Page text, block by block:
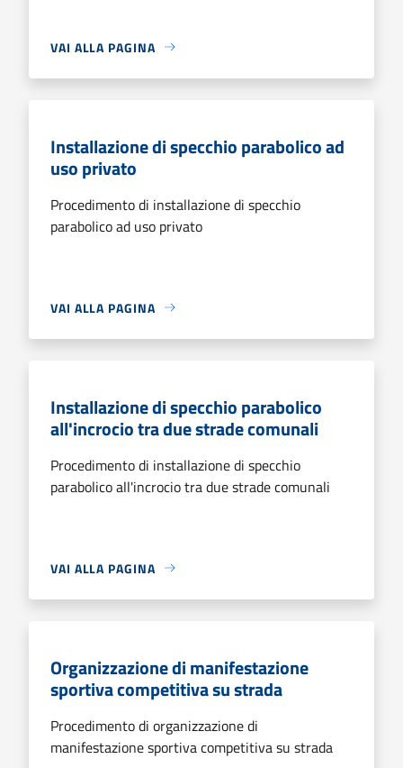
VAI ALLA PAGINA
Installazione di specchio parabolico ad
uso privato
Procedimento di installazione di specchio
parabolico ad uso privato
VAI ALLA PAGINA
Installazione di specchio parabolico
all'incrocio tra due strade comunali
Procedimento di installazione di specchio
parabolico all'incrocio tra due strade comunali
VAI ALLA PAGINA
Organizzazione di manifestazione
sportiva competitiva su strada
Procedimento di organizzazione di
manifestazione sportiva competitiva su strada